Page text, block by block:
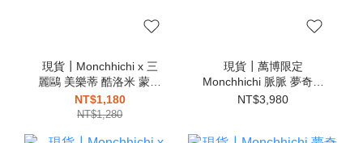
現貨┃Monchhichi x 三
麗鷗 美樂蒂 酷洛米 蒙奇
奇 夢奇奇 吊飾
NT$1,180
NT$1,280
現貨┃萬博限定
Monchhichi 脈脈 夢奇奇
蒙奇奇 娃娃
NT$3,980